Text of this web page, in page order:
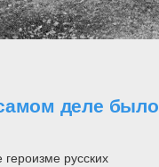
деле было
русских